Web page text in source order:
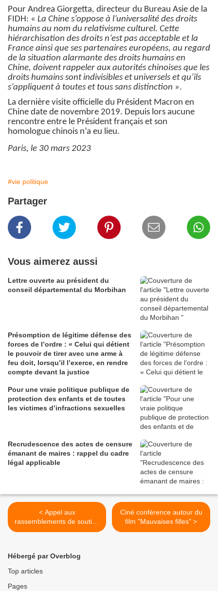
Pour Andrea Giorgetta, directeur du Bureau Asie de la
FIDH: « La Chine s’oppose à l’universalité des droits
humains au nom du relativisme culturel. Cette
hiérarchisation des droits n’est pas acceptable et la
France ainsi que ses partenaires européens, au regard
de la situation alarmante des droits humains en
Chine, doivent rappeler aux autorités chinoises que les
droits humains sont indivisibles et universels et qu’ils
s’appliquent à toutes et tous sans distinction ».
La dernière visite officielle du Président Macron en
Chine date de novembre 2019. Depuis lors aucune
rencontre entre le Président français et son
homologue chinois n’a eu lieu.
Paris, le 30 mars 2023
#vie politique
Partager
Vous aimerez aussi
Lettre ouverte au président du
conseil départemental du Morbihan
Présomption de légitime défense des
forces de l’ordre : « Celui qui détient
le pouvoir de tirer avec une arme à
feu doit, lorsqu’il l’exerce, en rendre
compte devant la justice
Pour une vraie politique publique de
protection des enfants et de toutes
les victimes d’infractions sexuelles
Recrudescence des actes de censure
émanant de maires : rappel du cadre
légal applicable
< Appel aux
rassemblements de soutien
aux personnes blessées à
Ciné conférence autour du
film "Mauvaises filles" >
Hébergé par Overblog
Top articles
Pages